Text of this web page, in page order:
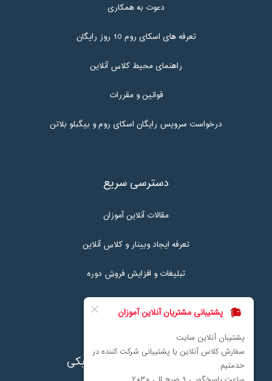
دعوت به همکاری
تعرفه های اسکای روم 10 روز رایگان
راهنمای محیط کلاس آنلاین
قوانین و مقررات
درخواست سرویس رایگان اسکای روم و بیگبلو بلاتن
دسترسی سریع
مقالات آنلاین آموزان
تعرفه ایجاد وبینار و کلاس آنلاین
تبلیغات و افزایش فروش دوره
نماد اعتماد پرداخت الکترونیکی